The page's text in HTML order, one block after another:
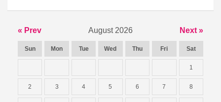
« Prev August 2026 Next »
Sun Mon Tue Wed Thu Fri Sat
1
2 3 4 5 6 7 8